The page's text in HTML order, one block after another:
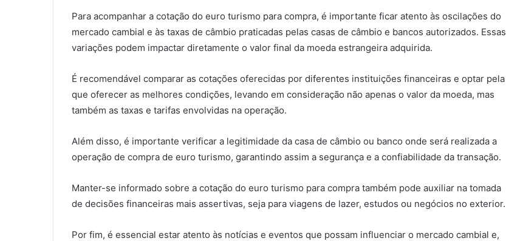
Para acompanhar a cotação do euro turismo para compra, é importante ficar atento às oscilações do
mercado cambial e às taxas de câmbio praticadas pelas casas de câmbio e bancos autorizados. Essas
variações podem impactar diretamente o valor final da moeda estrangeira adquirida.
É recomendável comparar as cotações oferecidas por diferentes instituições financeiras e optar pela
que oferecer as melhores condições, levando em consideração não apenas o valor da moeda, mas
também as taxas e tarifas envolvidas na operação.
Além disso, é importante verificar a legitimidade da casa de câmbio ou banco onde será realizada a
operação de compra de euro turismo, garantindo assim a segurança e a confiabilidade da transação.
Manter-se informado sobre a cotação do euro turismo para compra também pode auxiliar na tomada
de decisões financeiras mais assertivas, seja para viagens de lazer, estudos ou negócios no exterior.
Por fim, é essencial estar atento às notícias e eventos que possam influenciar o mercado cambial e,